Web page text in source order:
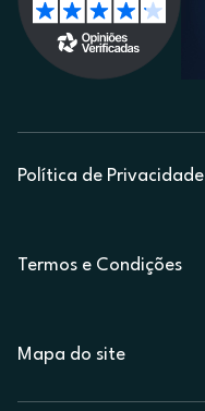
Política de Privacidade
Termos e Condições
Mapa do site